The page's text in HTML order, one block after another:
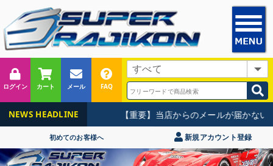
ログイン カート メール FAQ
NEWS HEADLINE 【重要】当店からのメールが届かない
初めてのお客様へ 新規アカウント登録